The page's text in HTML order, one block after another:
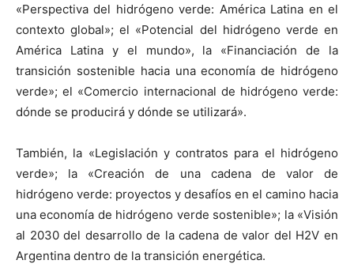
«Perspectiva del hidrógeno verde: América Latina en el
contexto global»; el «Potencial del hidrógeno verde en
América Latina y el mundo», la «Financiación de la
transición sostenible hacia una economía de hidrógeno
verde»; el «Comercio internacional de hidrógeno verde:
dónde se producirá y dónde se utilizará».
También, la «Legislación y contratos para el hidrógeno
verde»; la «Creación de una cadena de valor de
hidrógeno verde: proyectos y desafíos en el camino hacia
una economía de hidrógeno verde sostenible»; la «Visión
al 2030 del desarrollo de la cadena de valor del H2V en
Argentina dentro de la transición energética.